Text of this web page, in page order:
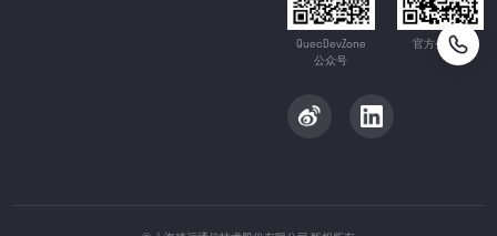
QuecDevZone
公众号
官方公众号